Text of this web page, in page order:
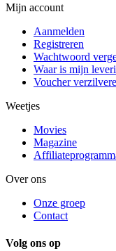
Mijn account
Aanmelden
Registreren
Wachtwoord
Waar is mijn
Voucher
Weetjes
Movies
Magazine
Over ons
Onze groep
Contact
Volg ons op